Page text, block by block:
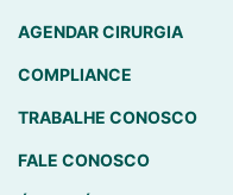
AGENDAR CIRURGIA
COMPLIANCE
TRABALHE CONOSCO
FALE CONOSCO